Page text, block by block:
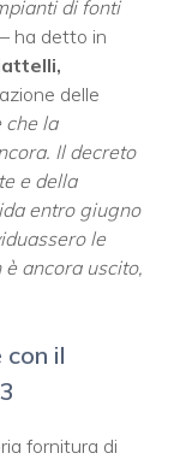
di fonti
– ha detto in
delle
che la
Il decreto
e della
entro giugno
le
ancora uscito,
il
fornitura di